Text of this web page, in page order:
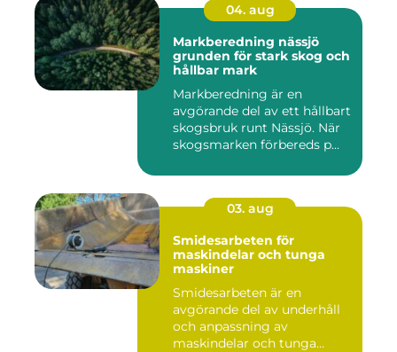
04. aug
Markberedning nässjö
grunden för stark skog och
hållbar mark
Markberedning är en
avgörande del av ett hållbart
skogsbruk runt Nässjö. När
skogsmarken förbereds p...
03. aug
Smidesarbeten för
maskindelar och tunga
maskiner
Smidesarbeten är en
avgörande del av underhåll
och anpassning av
maskindelar och tunga